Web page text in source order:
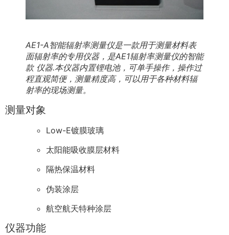
AE1-A智能辐射率测量仪是一款用于测量材料表
面辐射率的专用仪器，是AE1辐射率测量仪的智能
款 仪器.本仪器内置锂电池，可单手操作，操作过
程直观简便，测量精度高，可以用于各种材料辐
射率的现场测量。
测量对象
Low-E镀膜玻璃
太阳能吸收膜层材料
隔热保温材料
伪装涂层
航空航天特种涂层
仪器功能